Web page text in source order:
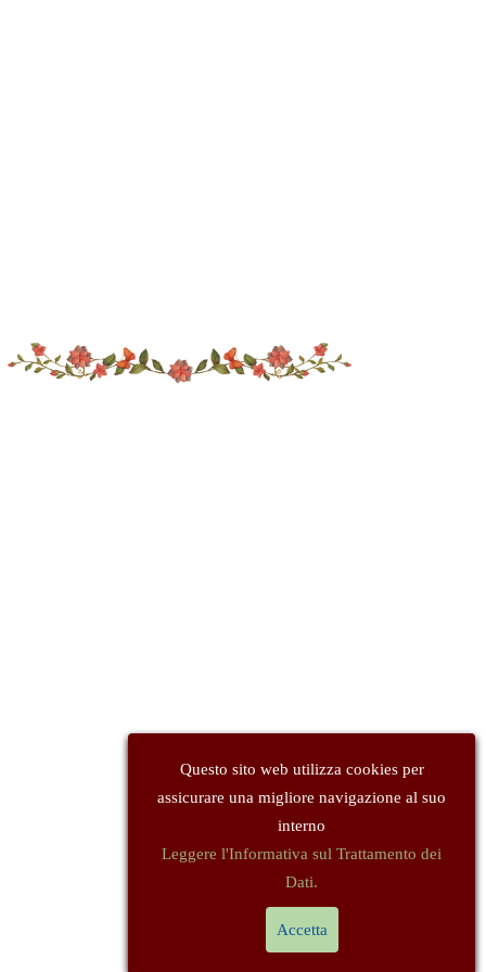
Questo sito web utilizza cookies per
assicurare una migliore navigazione al suo
interno
Leggere l'Informativa sul Trattamento dei
Dati.
Accetta